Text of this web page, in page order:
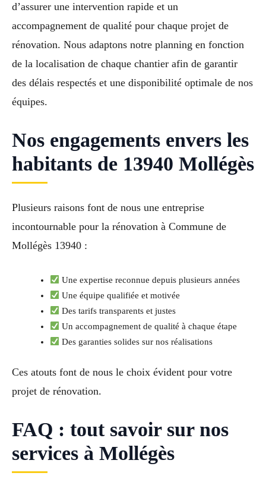
d’assurer une intervention rapide et un
accompagnement de qualité pour chaque projet de
rénovation. Nous adaptons notre planning en fonction
de la localisation de chaque chantier afin de garantir
des délais respectés et une disponibilité optimale de nos
équipes.
Nos engagements envers les
habitants de 13940 Mollégès
Plusieurs raisons font de nous une entreprise
incontournable pour la rénovation à Commune de
Mollégès 13940 :
Une expertise reconnue depuis plusieurs années
Une équipe qualifiée et motivée
Des tarifs transparents et justes
Un accompagnement de qualité à chaque étape
Des garanties solides sur nos réalisations
Ces atouts font de nous le choix évident pour votre
projet de rénovation.
FAQ : tout savoir sur nos
services à Mollégès